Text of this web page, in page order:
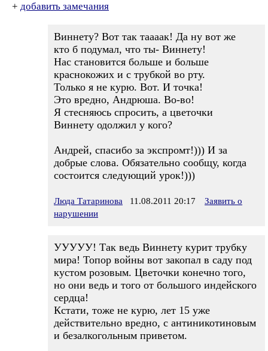
+ добавить замечания
Виннету? Вот так таааак! Да ну вот же
кто б подумал, что ты- Виннету!
Нас становится больше и больше
краснокожих и с трубкой во рту.
Только я не курю. Вот. И точка!
Это вредно, Андрюша. Во-во!
Я стесняюсь спросить, а цветочки
Виннету одолжил у кого?
Андрей, спасибо за экспромт!))) И за
добрые слова. Обязательно сообщу, когда
состоится следующий урок!)))
Люда Татаринова 11.08.2011 20:17
Заявить о
нарушении
УУУУУ! Так ведь Виннету курит трубку
мира! Топор войны вот закопал в саду под
кустом розовым. Цветочки конечно того,
но они ведь и того от большого индейского
сердца!
Кстати, тоже не курю, лет 15 уже
действительно вредно, с антиникотиновым
и безалкогольным приветом.